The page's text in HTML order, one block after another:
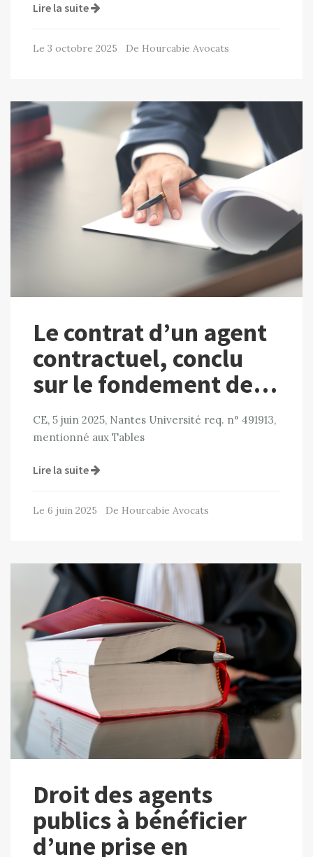
Lire la suite
Le 3 octobre 2025 De Hourcabie Avocats
Le contrat d’un agent
contractuel, conclu
sur le fondement de…
CE, 5 juin 2025, Nantes Université req. n° 491913,
mentionné aux Tables
Lire la suite
Le 6 juin 2025 De Hourcabie Avocats
Droit des agents
publics à bénéficier
d’une prise en